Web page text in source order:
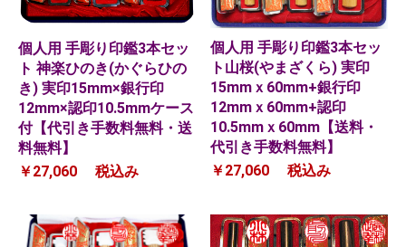
個人用 手彫り印鑑3本セッ
ト 神楽ひのき(かぐらひの
き) 実印15mm×銀行印
12mm×認印10.5mmケース
付【代引き手数料無料・送
料無料】
￥27,060
税込み
個人用 手彫り印鑑3本セッ
ト山桜(やまざくら) 実印
15mmｘ60mm+銀行印
12mmｘ60mm+認印
10.5mmｘ60mm【送料・
代引き手数料無料】
￥27,060
税込み